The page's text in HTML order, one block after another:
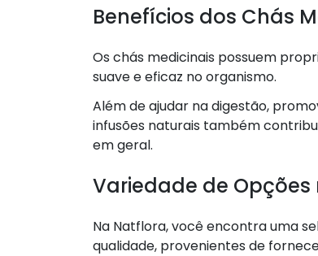
Benefícios dos Chás
Os chás medicinais possuem
suave e eficaz no organismo.
Além de ajudar na digestão,
infusões naturais também
em geral.
Variedade de
Na Natflora, você encontra uma
qualidade, provenientes de